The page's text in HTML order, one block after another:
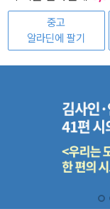
중고
알라딘에 팔기